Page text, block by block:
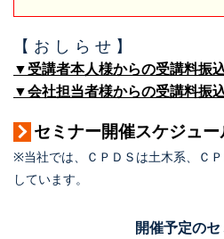
【 お し ら せ 】
▼受講者本人様からの受講料振
▼会社担当者様からの受講料振
セミナー開催スケジュ
※当社では、ＣＰＤＳは土木系、Ｃ
しています。
開催予定の